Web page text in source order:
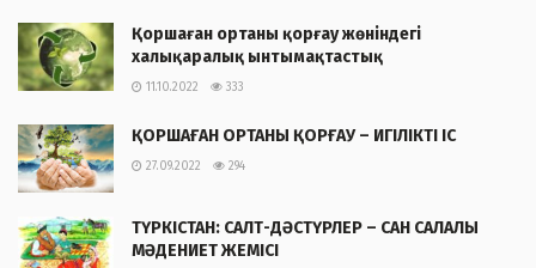
Қоршаған ортаны қорғау жөніндегі
халықаралық ынтымақтастық
11.10.2022 333
ҚОРШАҒАН ОРТАНЫ ҚОРҒАУ – ИГІЛІКТІ ІС
27.09.2022 294
ТҮРКІСТАН: САЛТ-ДӘСТҮРЛЕР – САН САЛАЛЫ
МӘДЕНИЕТ ЖЕМІСІ